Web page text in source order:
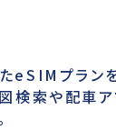
プラン
検索や配車